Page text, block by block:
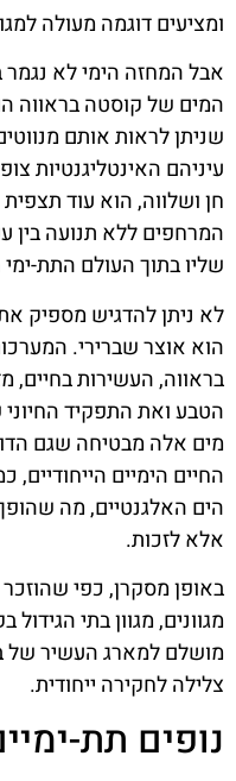
ומציעים דוגמה מעולה
אבל המחזה הימי לא נגמר
המים של קוסטה בראווה
שניתן לראות אותם
עיניהם האינטליגנטיות
חן ושלווה, הוא עוד
המרחפים ללא תנועה בין
שליו בתוך העולם התת-ימי
לא ניתן להדגיש מספיק
הוא אוצר שברירי.
בראווה, העשירות בחיים,
הטבע ואת התפקיד
מים אלה מבטיחה שגם
החיים הימיים הייחודיים,
הים האלגנטיים, מה
אלא לזכות.
באופן מסקרן, כפי
מגוונים, מגוון בתי
מושלם למארג העשיר של
צלילה לחקירה ייחודית.
נופים תת-